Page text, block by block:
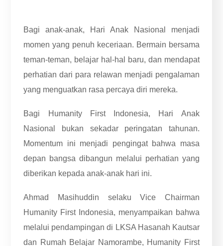
Bagi anak-anak, Hari Anak Nasional menjadi
momen yang penuh keceriaan. Bermain bersama
teman-teman, belajar hal-hal baru, dan mendapat
perhatian dari para relawan menjadi pengalaman
yang menguatkan rasa percaya diri mereka.
Bagi Humanity First Indonesia, Hari Anak
Nasional bukan sekadar peringatan tahunan.
Momentum ini menjadi pengingat bahwa masa
depan bangsa dibangun melalui perhatian yang
diberikan kepada anak-anak hari ini.
Ahmad Masihuddin selaku Vice Chairman
Humanity First Indonesia, menyampaikan bahwa
melalui pendampingan di LKSA Hasanah Kautsar
dan Rumah Belajar Namorambe, Humanity First